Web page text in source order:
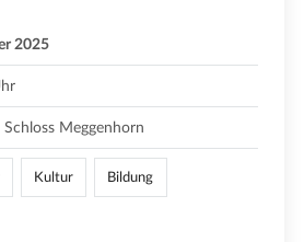
2025
Meggenhorn
Kultur Bildung